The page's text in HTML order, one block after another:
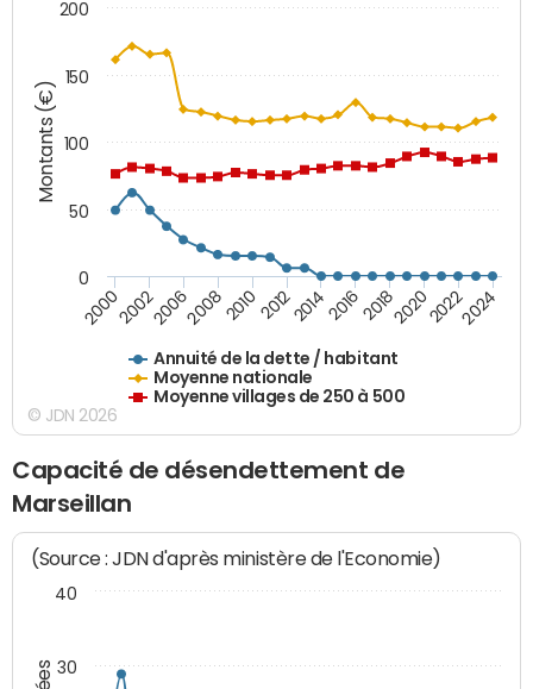
Montants (€)
Annuité de la dette / habitant
Moyenne nationale
Moyenne villages de 250 à 500
200020022006200820102012201420162018202020222024
0
50
100
150
200
© JDN 2026
Capacité de désendettement de
Marseillan
(Source : JDN d'après ministère de l'Economie)
30
40